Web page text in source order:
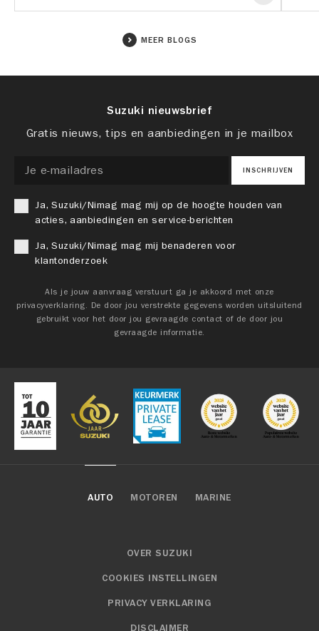
MEER BLOGS
Suzuki nieuwsbrief
Gratis nieuws, tips en aanbiedingen in je mailbox
INSCHRIJVEN
Ja, Suzuki/Nimag mag mij op de hoogte houden van
acties, aanbiedingen en service-berichten
Ja, Suzuki/Nimag mag mij benaderen voor
klantonderzoek
Als je jouw aanvraag verstuurt ga je akkoord met onze
privacyverklaring. De door jou verstrekte gegevens worden uitsluitend
gebruikt voor het door jou gevraagde contact of de door jou
gevraagde informatie.
AUTO MOTOREN MARINE
OVER SUZUKI
COOKIES INSTELLINGEN
PRIVACY VERKLARING
DISCLAIMER